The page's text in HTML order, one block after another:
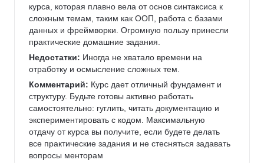
курса, которая плавно вела от основ синтаксиса к
сложным темам, таким как ООП, работа с базами
данных и фреймворки. Огромную пользу принесли
практические домашние задания.
Недостатки: Иногда не хватало времени на
отработку и осмысление сложных тем.
Комментарий: Курс дает отличный фундамент и
структуру. Будьте готовы активно работать
самостоятельно: гуглить, читать документацию и
экспериментировать с кодом. Максимальную
отдачу от курса вы получите, если будете делать
все практические задания и не стесняться задавать
вопросы менторам